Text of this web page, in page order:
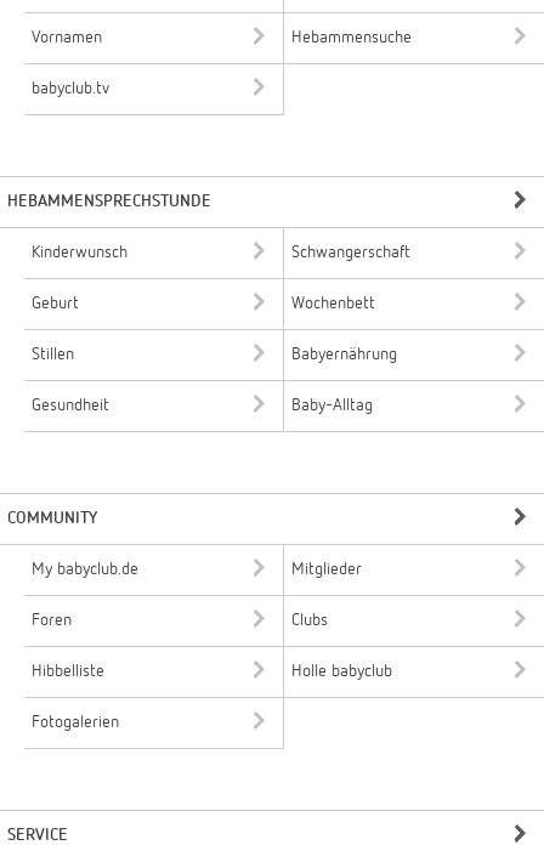
Vornamen Hebammensuche
babyclub.tv
HEBAMMENSPRECHSTUNDE
Kinderwunsch Schwangerschaft
Geburt Wochenbett
Stillen Babyernährung
Gesundheit Baby-Alltag
COMMUNITY
My babyclub.de Mitglieder
Foren Clubs
Hibbelliste Holle babyclub
Fotogalerien
SERVICE